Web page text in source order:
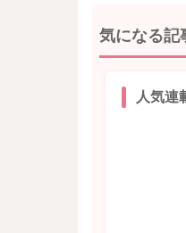
気になる記
人気連